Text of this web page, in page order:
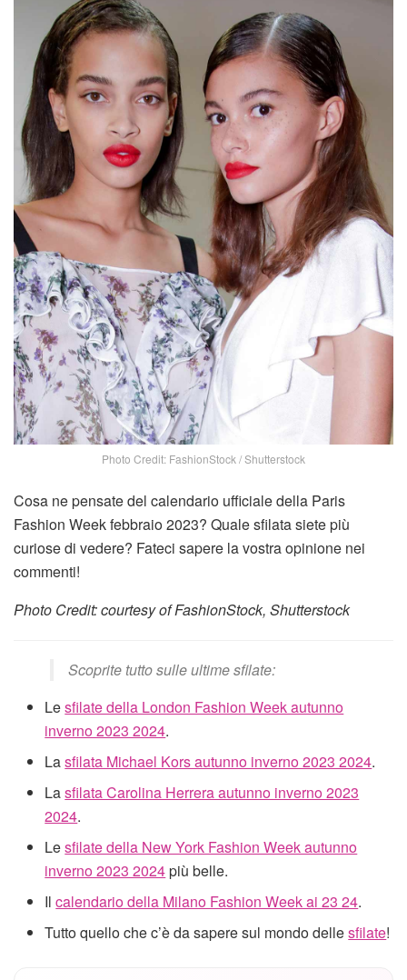
Photo Credit: FashionStock / Shutterstock
Cosa ne pensate del calendario ufficiale della Paris
Fashion Week febbraio 2023? Quale sfilata siete più
curiose di vedere? Fateci sapere la vostra opinione nei
commenti!
Photo Credit: courtesy of FashionStock, Shutterstock
Scoprite tutto sulle ultime sfilate:
Lesfilate della London Fashion Week autunno
inverno 2023 2024.
Lasfilata Michael Kors autunno inverno 2023 2024.
Lasfilata Carolina Herrera autunno inverno 2023
2024.
Lesfilate della New York Fashion Week autunno
inverno 2023 2024più belle.
Ilcalendario della Milano Fashion Week ai 23 24.
Tutto quello che c’è da sapere sul mondo dellesfilate!